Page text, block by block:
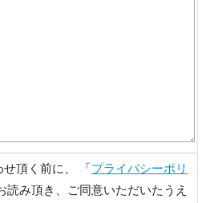
せ頂く前に、 「プライバシーポリ
読み頂き、ご同意いただいたうえ